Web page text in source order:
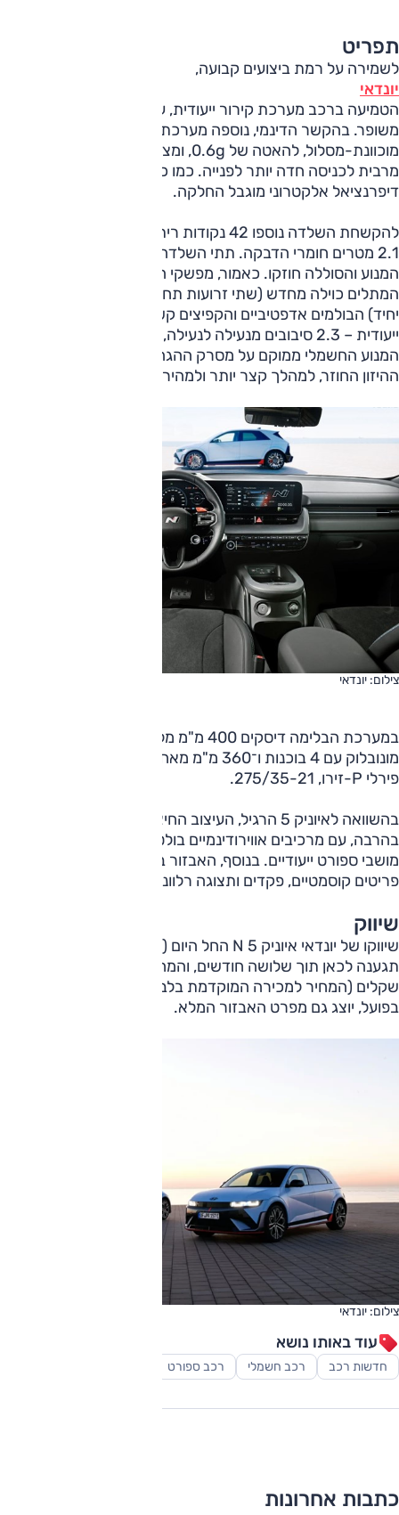
תפריט
לשמירה על רמת ביצועים קבועה,
יונדאי
הטמיעה ברכב מערכת קירור ייעודית, עם שטח מוגדל ומצנן שמן
משופר. בהקשר הדינמי, נוספה מערכת בלימה רגנרטיבית
דיפרנציאל אלקטרוני מוגבל החלקה.
להקשחת השלדה נוספו 42 נקודות ריתוך ולחיזוק המרכב נוספו
2.1 מטרים חומרי הדבקה. תתי השלדה מלפנים ומאחור ותושבות
המנוע והסוללה חוזקו. כאמור, מפשקי הסרנים הורחבו ומערכת
המתלים כוילה מחדש (שתי זרועות תחתונות מחליפות משולש
יחיד) הבולמים אדפטיביים והקפיצים קשיחים יותר. מערכת ההיגוי
המנוע החשמלי ממוקם על מסרק ההגה (ולא במוט), לשיפור
ההיזון החוזר, למהלך קצר יותר ולמהירות תגובה גבוהה יותר.
צילום: יונדאי
במערכת הבלימה דיסקים 400 מ"מ מלפנים עם קליפרים
מונובלוק עם 4 בוכנות ו־360 מ"מ מאחור, והצמיגים כנדרש:
פירלי P-זירו, 275/35-21.
בהרבה, עם מרכיבים אווירודינמיים בולטים, ובתוך הרכב בולטים
מושבי ספורט ייעודיים. בנוסף, האבזור בפנים עשיר יותר, כולל
פריטים קוסמטיים, פקדים ותצוגה רלוונטיים.
שיווק
שיווקו של יונדאי איוניק N 5 החל היום (ראשון), מכוניות ראשונות
שקלים (המחיר למכירה המוקדמת בלבד). עם תחילת המסירות
בפועל, יוצג גם מפרט האבזור המלא.
צילום: יונדאי
עוד באותו נושא
חדשות רכב רכב חשמלי רכב ספורט
כתבות אחרונות